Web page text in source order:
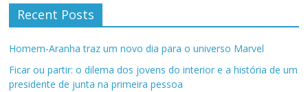
Recent Posts
Homem-Aranha traz um novo dia para o universo Marvel
Ficar ou partir: o dilema dos jovens do interior e a história de um
presidente de junta na primeira pessoa